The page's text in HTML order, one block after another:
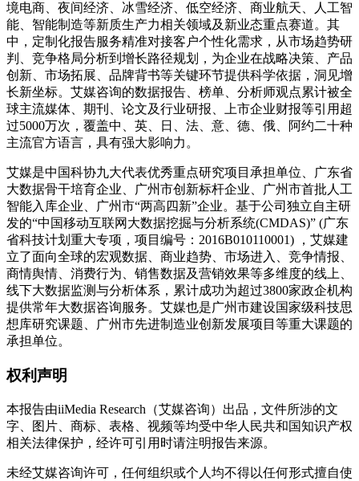
境电商、夜间经济、冰雪经济、低空经济、商业航天、人工智
能、智能制造等新质生产力相关领域及新业态重点赛道。其
中，定制化报告服务精准对接客户个性化需求，从市场趋势研
判、竞争格局分析到增长路径规划，为企业在战略决策、产品
创新、市场拓展、品牌背书等关键环节提供科学依据，洞见增
长新坐标。艾媒咨询的数据报告、榜单、分析师观点累计被全
球主流媒体、期刊、论文及行业研报、上市企业财报等引用超
过5000万次，覆盖中、英、日、法、意、德、俄、阿约二十种
主流官方语言，具有强大影响力。
艾媒是中国科协九大代表优秀重点研究项目承担单位、广东省
大数据骨干培育企业、广州市创新标杆企业、广州市首批人工
智能入库企业、广州市“两高四新”企业。基于公司独立自主研
发的“中国移动互联网大数据挖掘与分析系统(CMDAS)” (广东
省科技计划重大专项，项目编号：2016B010110001) ，艾媒建
立了面向全球的宏观数据、商业趋势、市场进入、竞争情报、
商情舆情、消费行为、销售数据及营销效果等多维度的线上、
线下大数据监测与分析体系，累计成功为超过3800家政企机构
提供常年大数据咨询服务。艾媒也是广州市建设国家级科技思
想库研究课题、广州市先进制造业创新发展项目等重大课题的
承担单位。
权利声明
本报告由iiMedia Research（艾媒咨询）出品，文件所涉的文
字、图片、商标、表格、视频等均受中华人民共和国知识产权
相关法律保护，经许可引用时请注明报告来源。
未经艾媒咨询许可，任何组织或个人均不得以任何形式擅自使